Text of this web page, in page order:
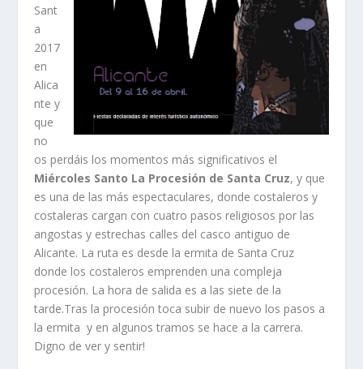
Sant
a
2017
en
Alica
nte y
que
no
os perdáis los momentos más significativos el
Miércoles Santo La Procesión de Santa Cruz, y que
es una de las más espectaculares, donde costaleros y
costaleras cargan con cuatro pasos religiosos por las
angostas y estrechas calles del casco antiguo de
Alicante. La ruta es desde la ermita de Santa Cruz
donde los costaleros emprenden una compleja
procesión. La hora de salida es a las siete de la
tarde.Tras la procesión toca subir de nuevo los pasos a
la ermita y en algunos tramos se hace a la carrera.
Digno de ver y sentir!